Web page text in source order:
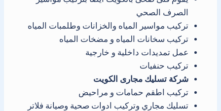
الصرف الصحي
تركيب مواسير المياه والخزانات وطلمبات المياه
تركيب سخانات المياه و مضخات المياه
عمل تمديدات داخلية و خارجية
تركيب حنفيات
شركة تسليك مجارى الكويت
تركيب اطقم حمامات و مراحيض
تسليك مجاري وتركيب ادوات صحية وصيانة فلاتر